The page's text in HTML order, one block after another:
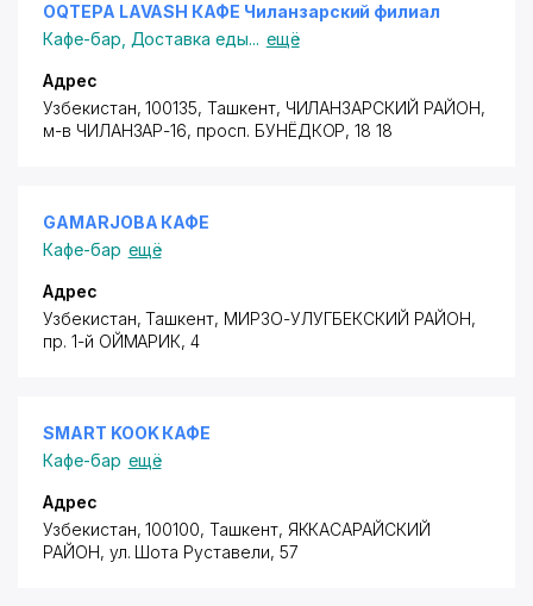
OQTEPA LAVASH КАФЕ Чиланзарский филиал
Кафе-бар Доставка еды... ещё
Адрес
Узбекистан, 100135, Ташкент, ЧИЛАНЗАРСКИЙ РАЙОН,
м-в ЧИЛАНЗАР-16, просп. БУНЁДКОР, 18 18
GAMARJOBA КАФЕ
Кафе-бар ещё
Адрес
Узбекистан, Ташкент, МИРЗО-УЛУГБЕКСКИЙ РАЙОН,
пр. 1-й ОЙМАРИК, 4
SMART KOOK КАФЕ
Кафе-бар ещё
Адрес
Узбекистан, 100100, Ташкент, ЯККАСАРАЙСКИЙ
РАЙОН, ул. Шота Руставели, 57